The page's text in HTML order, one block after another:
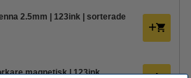
2.5mm | 123ink | sorterade
magnetisk | 123ink